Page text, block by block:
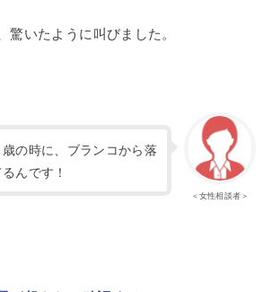
驚いたように叫びました。
＜女性相談者＞
歳の時に、ブランコから落
んです！